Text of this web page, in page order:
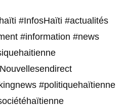
#InfosHaïti #actualités
#information #news
#politiquehaïtienne